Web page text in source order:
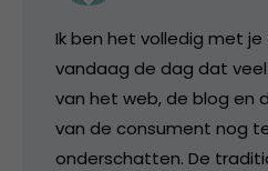
Ik ben het volledig met je
vandaag de dag dat
van het web, de blog en
van de consument nog
onderschatten. De